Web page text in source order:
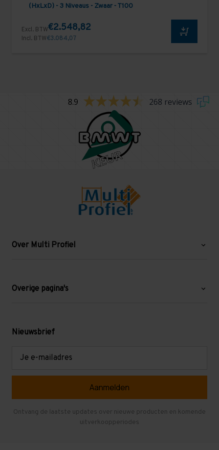
(HxLxD) - 3 Niveaus - Zwaar - T100
Excl. BTW€2.548,82
Incl. BTW€3.084,07
8.9 268 reviews
Over Multi Profiel
Blog
Levering en afhalen
Overige pagina's
Mezzanine
Verdiepingsvloeren
Gebruikte entresolvloeren
Nieuwsbrief
Ontvang de laatste updates over nieuwe producten en komende
uitverkoopperiodes